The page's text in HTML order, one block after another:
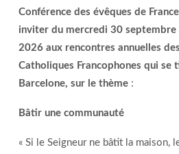
Conférence des évêques de
inviter du mercredi 30 septembre
2026 aux rencontres annuelles
Catholiques Francophones qui se
Barcelone, sur le thème:
Bâtir une communauté
« Si le Seigneur ne bâtit la maison,